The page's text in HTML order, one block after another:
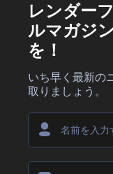
レンダー
ルマガジ
を！
いち早く最新の
取りましょう。